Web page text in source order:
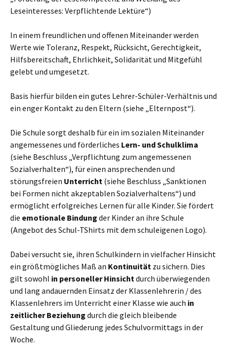
Leseinteresses: Verpflichtende Lektüre“)
In einem freundlichen und offenen Miteinander werden
Werte wie Toleranz, Respekt, Rücksicht, Gerechtigkeit,
Hilfsbereitschaft, Ehrlichkeit, Solidarität und Mitgefühl
gelebt und umgesetzt.
Basis hierfür bilden ein gutes Lehrer-Schüler-Verhältnis und
ein enger Kontakt zu den Eltern (siehe „Elternpost“).
Die Schule sorgt deshalb für ein im sozialen Miteinander
angemessenes und förderliches Lern- und Schulklima
(siehe Beschluss „Verpflichtung zum angemessenen
Sozialverhalten“), für einen ansprechenden und
störungsfreien Unterricht (siehe Beschluss „Sanktionen
bei Formen nicht akzeptablen Sozialverhaltens“) und
ermöglicht erfolgreiches Lernen für alle Kinder. Sie fördert
die emotionale Bindung der Kinder an ihre Schule
(Angebot des Schul-TShirts mit dem schuleigenen Logo).
Dabei versucht sie, ihren Schulkindern in vielfacher Hinsicht
ein größtmögliches Maß an Kontinuität zu sichern. Dies
gilt sowohl in personeller Hinsichtdurch überwiegenden
und lang andauernden Einsatz der Klassenlehrerin / des
Klassenlehrers im Unterricht einer Klasse wie auch in
zeitlicher Beziehung durch die gleich bleibende
Gestaltung und Gliederung jedes Schulvormittags in der
Woche.